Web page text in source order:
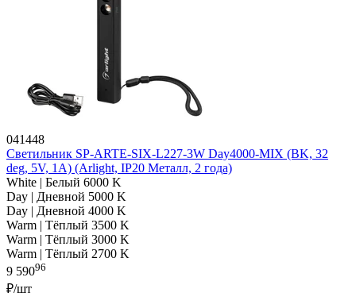
041448
Светильник SP-ARTE-SIX-L227-3W Day4000-MIX (BK, 32
deg, 5V, 1A) (Arlight, IP20 Металл, 2 года)
White | Белый 6000 K
Day | Дневной 5000 K
Day | Дневной 4000 K
Warm | Тёплый 3500 K
Warm | Тёплый 3000 K
Warm | Тёплый 2700 K
9 59096
₽/шт